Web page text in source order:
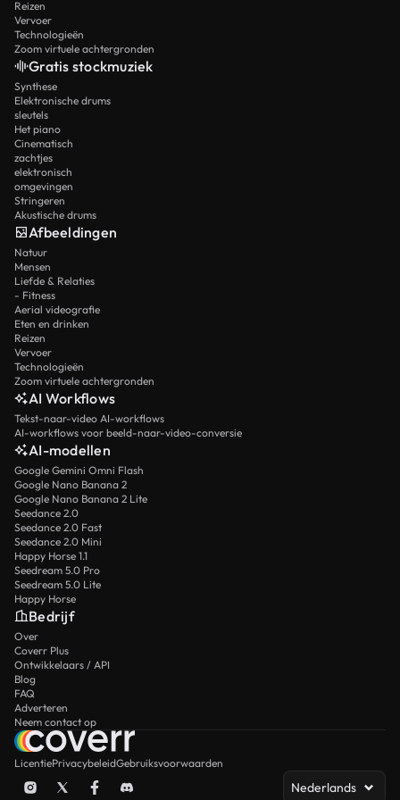
Reizen
Vervoer
Technologieën
Zoom virtuele achtergronden
Gratis stockmuziek
Synthese
Elektronische drums
sleutels
Het piano
Cinematisch
zachtjes
elektronisch
omgevingen
Stringeren
Akustische drums
Afbeeldingen
Natuur
Mensen
Liefde & Relaties
- Fitness
Aerial videografie
Eten en drinken
Reizen
Vervoer
Technologieën
Zoom virtuele achtergronden
AI Workflows
Tekst-naar-video AI-workflows
AI-workflows voor beeld-naar-video-conversie
AI-modellen
Google Gemini Omni Flash
Google Nano Banana 2
Google Nano Banana 2 Lite
Seedance 2.0
Seedance 2.0 Fast
Seedance 2.0 Mini
Happy Horse 1.1
Seedream 5.0 Pro
Seedream 5.0 Lite
Happy Horse
Bedrijf
Over
Coverr Plus
Ontwikkelaars / API
Blog
FAQ
Adverteren
Neem contact op
LicentiePrivacybeleidGebruiksvoorwaarden
Nederlands